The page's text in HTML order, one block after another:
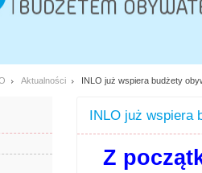
Aktualności INLO już wspiera budżety
INLO już wspiera
Z